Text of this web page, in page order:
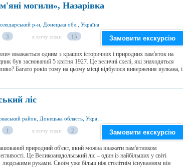
могили», Назарівка
р-н, Донецька обл., Україна
3 я хочу сюди 15 Замовити екскурсію
вважається одним з кращих історичних і природних пам'яток на
був заснований 5 квітня 1927. Це величні скелі, які знаходяться
Багато років тому на цьому місці відбулося виверження вулкана, і
ліс
1 я хочу сюди 2 Замовити екскурсію
природний об'єкт, який можна вважати пам'ятником
Це Великоанадольський ліс – один із найбільших у світі
людськими руками. Своїм уже більш ніж столітнім існуванням він